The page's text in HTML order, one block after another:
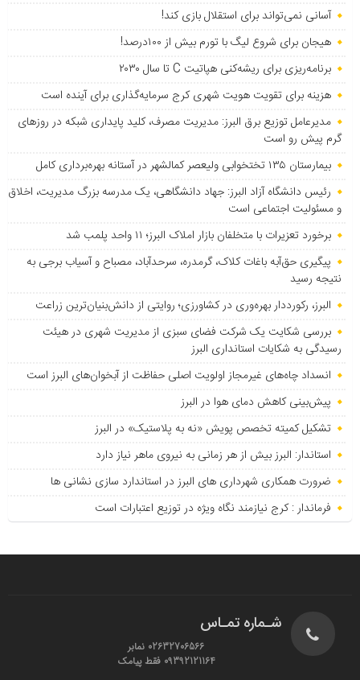
آسانی نمی‌تواند برای استقلال بازی کند!
هیجان برای شروع لیگ با تورم بیش از ۱۰۰درصد!
برنامه‌ریزی برای ریشه‌کنی هپاتیت C تا سال ۲۰۳۰
هزینه برای تقویت هویت شهری کرج سرمایه‌گذاری برای آینده است
مدیرعامل توزیع برق البرز: مدیریت مصرف، کلید پایداری شبکه در روزهای
گرم پیش رو است
بیمارستان ۱۳۵ تختخوابی ولیعصر کمالشهر در آستانه بهره‌برداری کامل
رئیس دانشگاه آزاد البرز: جهاد دانشگاهی، یک مدرسه بزرگ مدیریت، اخلاق
و مسئولیت اجتماعی است
برخورد تعزیرات با متخلفان بازار املاک البرز؛ ۱۱ واحد پلمب شد
پیگیری حق‌آبه باغات کلاک، گرمدره، سرحدآباد، مصباح و آسیاب برجی به
نتیجه رسید
البرز، رکورددار بهره‌وری در کشاورزی؛ روایتی از دانش‌بنیان‌ترین زراعت
بررسی شکایت یک شرکت فضای سبزی از مدیریت شهری در هیئت
رسیدگی به شکایات استانداری البرز
انسداد چاه‌های غیرمجاز اولویت اصلی حفاظت از آبخوان‌های البرز است
پیش‌بینی کاهش دمای هوا در البرز
تشکیل کمیته تخصص پویش «نه به پلاستیک» در البرز
استاندار: البرز بیش از هر زمانی به نیروی ماهر نیاز دارد
ضرورت همکاری شهرداری های البرز در استاندارد سازی نشانی ها
فرماندار : کرج نیازمند نگاه ویژه در توزیع اعتبارات است
شـماره تمـاس
02632706566 نمابر
09392121164 فقط پیامک